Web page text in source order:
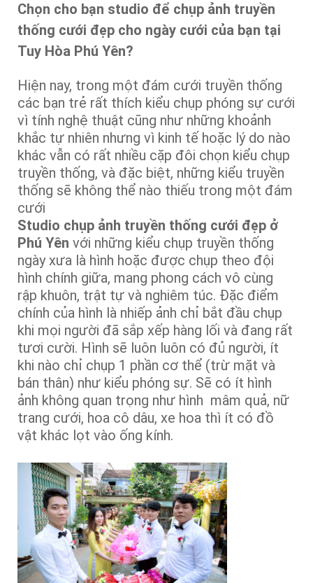
Chọn cho bạn studio để chụp ảnh truyền
thống cưới đẹp cho ngày cưới của bạn tại
Tuy Hòa Phú Yên?
Hiện nay, trong một đám cưới truyền thống
các bạn trẻ rất thích kiểu chụp phóng sự cưới
vì tính nghệ thuật cũng như những khoảnh
khắc tự nhiên nhưng vì kinh tế hoặc lý do nào
khác vẫn có rất nhiều cặp đôi chọn kiểu chụp
truyền thống, và đặc biệt, những kiểu truyền
thống sẽ không thể nào thiếu trong một đám
cưới
Studio chụp ảnh truyền thống cưới đẹp ở
Phú Yên với những kiểu chụp truyền thống
ngày xưa là hình hoặc được chụp theo đội
hình chính giữa, mang phong cách vô cùng
rập khuôn, trật tự và nghiêm túc. Đặc điểm
chính của hình là nhiếp ảnh chỉ bắt đầu chụp
khi mọi người đã sắp xếp hàng lối và đang rất
tươi cười. Hình sẽ luôn luôn có đủ người, ít
khi nào chỉ chụp 1 phần cơ thể (trừ mặt và
bán thân) như kiểu phóng sự. Sẽ có ít hình
ảnh không quan trọng như hình mâm quả, nữ
trang cưới, hoa cô dâu, xe hoa thì ít có đồ
vật khác lọt vào ống kính.